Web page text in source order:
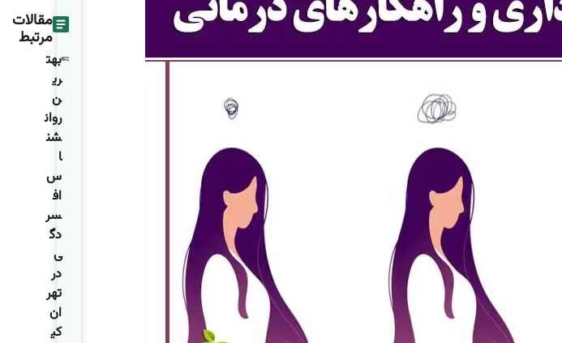
مقالات
مرتبط
بهت
ری
ن
روان
شن
ا
س
اف
سر
دگ
ی
در
تهر
ان
کی